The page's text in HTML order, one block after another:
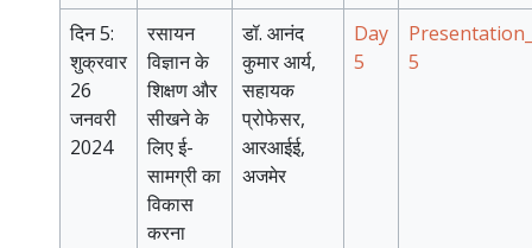
दिन 5:
शुक्रवार
26
जनवरी
2024
रसायन
विज्ञान के
शिक्षण और
सीखने के
लिए ई-
सामग्री का
विकास
करना
डॉ. आनंद
कुमार आर्य,
सहायक
प्रोफेसर,
आरआईई,
अजमेर
Day
5
5